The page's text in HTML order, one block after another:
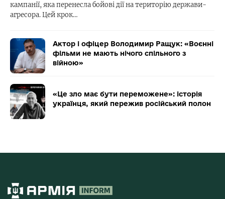
кампанії, яка перенесла бойові дії на територію держави-
агресора. Цей крок…
Актор і офіцер Володимир Ращук: «Воєнні
фільми не мають нічого спільного з
війною»
«Це зло має бути переможене»: історія
українця, який пережив російський полон